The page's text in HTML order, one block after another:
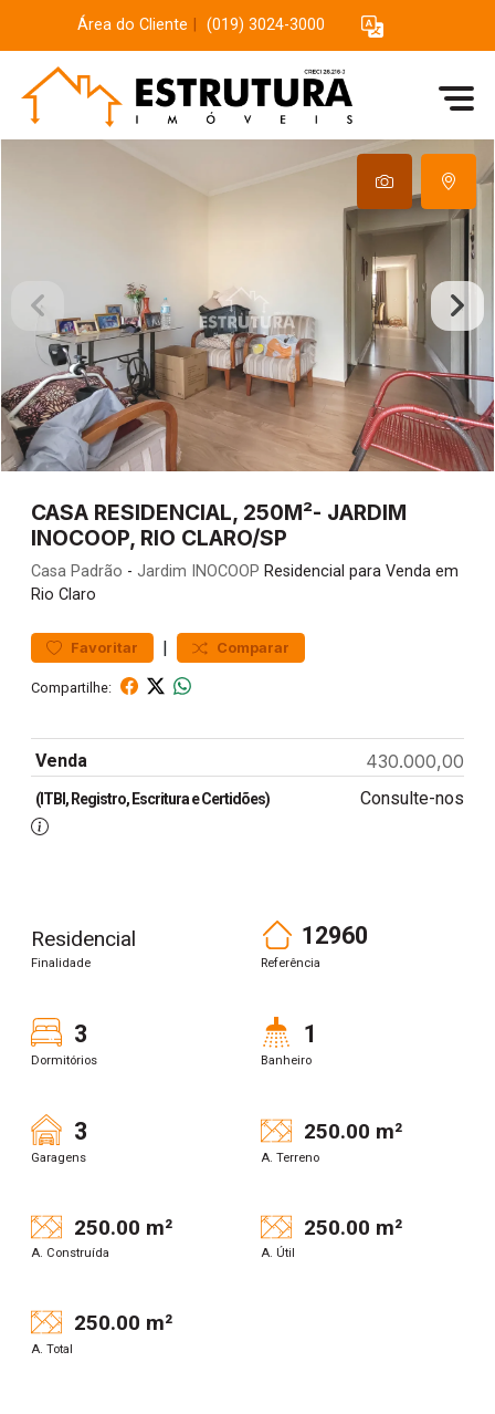
Área do Cliente (019) 3024-3000
CASA RESIDENCIAL, 250M²- JARDIM
INOCOOP, RIO CLARO/SP
Casa Padrão - Jardim INOCOOP Residencial para Venda em
Rio Claro
Favoritar | Comparar
Compartilhe:
Venda 430.000,00
(ITBI, Registro, Escritura e Certidões) Consulte-nos
Residencial
Finalidade
12960
Referência
3
Dormitórios
1
Banheiro
3
Garagens
250.00 m²
A. Terreno
250.00 m²
A. Construída
250.00 m²
A. Útil
250.00 m²
A. Total